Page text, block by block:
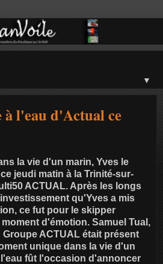
▼
l'eau d'Actual ce
la vie d'un marin, Yves le
jeudi matin à la Trinité-sur-
ACTUAL. Après les longs
qu'Yves a mis
ce fut pour le skipper
d'émotion. Samuel Tual,
Groupe ACTUAL était présent
unique dans la vie d'un
l'eau fût l'occasion d'annoncer